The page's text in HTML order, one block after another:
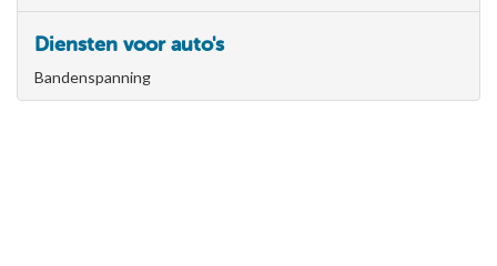
Diensten voor auto's
Bandenspanning